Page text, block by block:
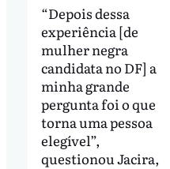
“Depois dessa
experiência [de
mulher negra
candidata no DF] a
minha grande
pergunta foi o que
torna uma pessoa
elegível”,
questionou Jacira,